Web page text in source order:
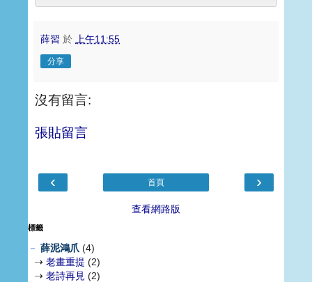
薛習 於 上午11:55
分享
沒有留言:
張貼留言
‹ ›
首頁
查看網路版
標籤
－ 薛泥鴻爪 (4)
⇢ 老畫重提 (2)
⇢ 老詩再見 (2)